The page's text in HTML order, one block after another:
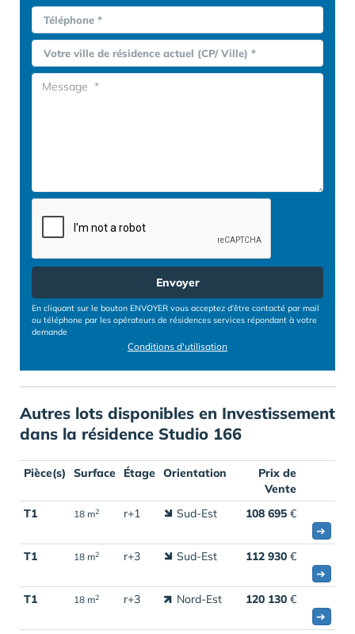
Téléphone *
Votre ville de résidence actuel (CP/ Ville) *
Envoyer
En cliquant sur le bouton ENVOYER vous acceptez d’être contacté par mail
ou téléphone par les opérateurs de résidences services répondant à votre
demande
Conditions d'utilisation
Autres lots disponibles en Investissement
dans la résidence Studio 166
Pièce(s) Surface Étage Orientation
Prix de
Vente
T1
18 m2 r+1 Sud-Est 108 695 €
➔
T1
18 m2 r+3 Sud-Est 112 930 €
➔
T1
18 m2 r+3 Nord-Est 120 130 €
➔